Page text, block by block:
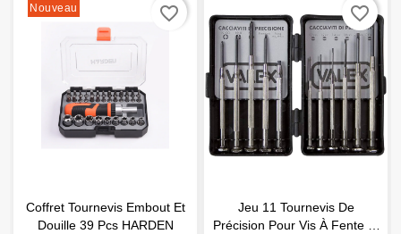
Nouveau
Coffret Tournevis Embout Et
Douille 39 Pcs HARDEN
favorite_border
Jeu 11 Tournevis De
Précision Pour Vis À Fente Et
favorite_border